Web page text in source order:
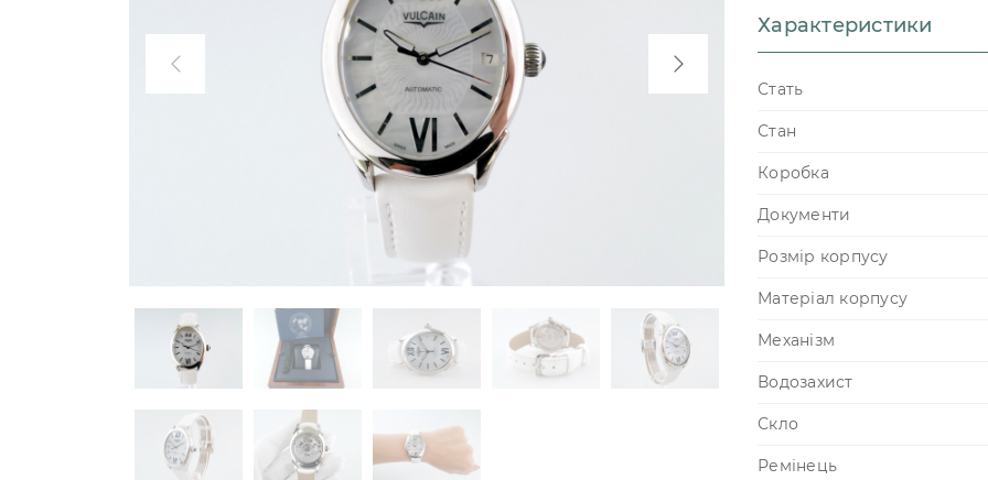
Характеристики
Стать
Стан
Коробка
Документи
Розмір корпусу
Матеріал корпусу
Механізм
Водозахист
Скло
Ремінець